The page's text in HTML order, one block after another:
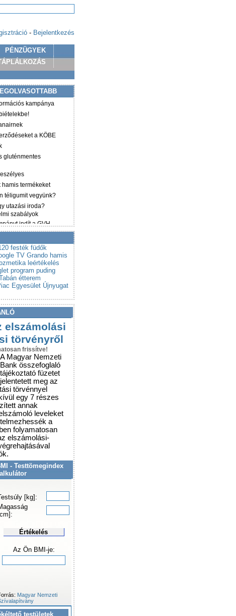
- Bejelentkezés
PÉNZÜGYEK
kampánya
a KÖBE
gluténmentes
hamis termékeket
téligumit vegyünk?
utazási iroda?
szabályok
indít a GVH
a csalókat!
árubemutatókra
festék füdők
TV Grando hamis
leértékelés
program puding
étterem
Egyesület Újnyugat
elszámolási
törvényről
frissítve!
A Magyar Nemzeti
Bank összefoglaló
tájékoztató füzetet
jelentetett meg az
törvénnyel
egy 7 részes
annak
leveleket
a
folyamatosan
elszámolási-
- Testtömegindex
[kg]:
Értékelés
Az Ön BMI-je:
Magyar Nemzeti
testületek